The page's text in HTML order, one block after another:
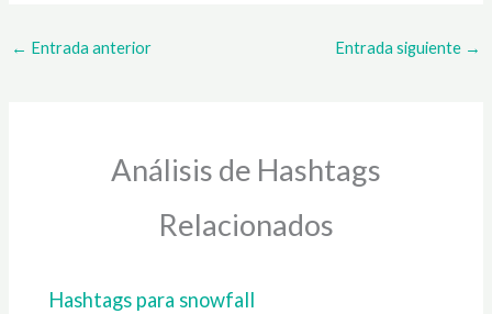
← Entrada anterior Entrada siguiente →
Análisis de Hashtags
Relacionados
Hashtags para snowfall